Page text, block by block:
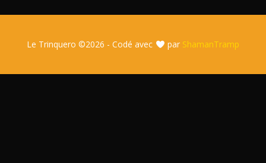
Le Trinquero ©2026 - Codé avec par ShamanTramp